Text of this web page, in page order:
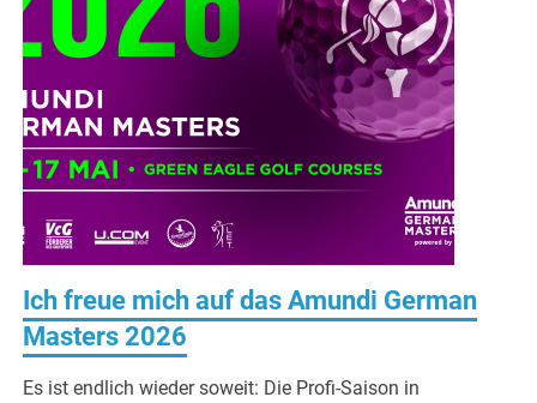
Ich freue mich auf das Amundi German
Masters 2026
Es ist endlich wieder soweit: Die Profi-Saison in